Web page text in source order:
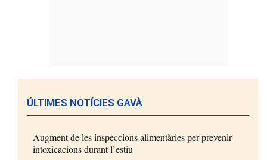
ÚLTIMES NOTÍCIES GAVÀ
Augment de les inspeccions alimentàries per prevenir
intoxicacions durant l’estiu